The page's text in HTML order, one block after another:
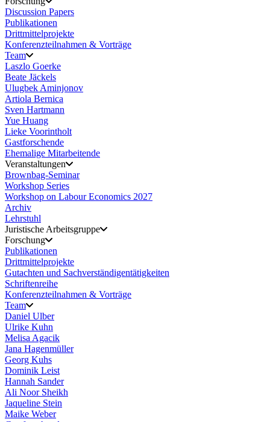
Discussion Papers
Publikationen
Drittmittelprojekte
Konferenzteilnahmen & Vorträge
Team
Laszlo Goerke
Beate Jäckels
Ulugbek Aminjonov
Artiola Bernica
Sven Hartmann
Yue Huang
Lieke Voorintholt
Gastforschende
Ehemalige Mitarbeitende
Veranstaltungen
Brownbag-Seminar
Workshop Series
Workshop on Labour Economics 2027
Archiv
Lehrstuhl
Juristische Arbeitsgruppe
Forschung
Publikationen
Drittmittelprojekte
Gutachten und Sachverständigentätigkeiten
Schriftenreihe
Konferenzteilnahmen & Vorträge
Team
Daniel Ulber
Ulrike Kuhn
Melisa Agacik
Jana Hagenmüller
Georg Kuhs
Dominik Leist
Hannah Sander
Ali Noor Sheikh
Jaqueline Stein
Maike Weber